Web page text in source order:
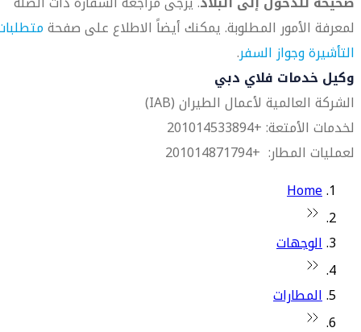
لمعرفة الأمور المطلوبة. يمكنك أيضاً الاطلاع على صفحة
التأشيرة وجواز السفر.
وكيل خدمات فلاي دبي
الشركة العالمية لأعمال الطيران (IAB)
لخدمات الأمتعة: +201014533894
لعمليات المطار: +201014871794
Home
الوجهات
المطارات